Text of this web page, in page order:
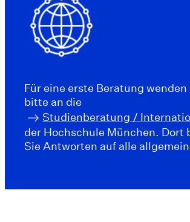
Für eine erste Beratung wenden
bitte an die
Studienberatung /
der Hochschule München. Dort
Sie Antworten auf alle